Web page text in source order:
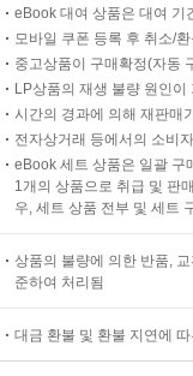
eBook 대여 상품은 대여 기
모바일 쿠폰 등록 후 취소/
중고상품이 구매확정(자동
LP상품의 재생 불량 원인
시간의 경과에 의해 재판매
전자상거래 등에서의 소비
eBook 세트 상품은 일괄 구
1개의 상품으로 취급 및 판
우, 세트 상품 전부 및 세트
상품의 불량에 의한 반품,
준하여 처리됨
대금 환불 및 환불 지연에